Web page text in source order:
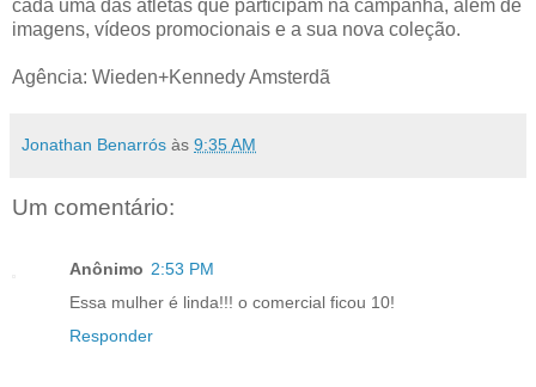
cada uma das atletas que participam na campanha, além de
imagens, vídeos promocionais e a sua nova coleção.
Agência: Wieden+Kennedy Amsterdã
Jonathan Benarrós às 9:35 AM
Um comentário:
Anônimo 2:53 PM
Essa mulher é linda!!! o comercial ficou 10!
Responder